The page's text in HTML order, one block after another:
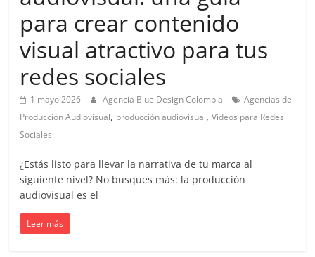
de
Publicidad
en
Colombia
|
Magazine
para crear contenido
visual atractivo para tus
redes sociales
1 mayo 2026 Agencia Blue Design Colombia
Agencias de
Producción Audiovisual, producción audiovisual,Videos para Redes
Sociales
¿Estás listo para llevar la narrativa de tu marca al
siguiente nivel? No busques más: la producción
audiovisual es el
Leer más